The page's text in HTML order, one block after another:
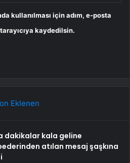
kullanılması için adım, e-posta
kaydedilsin.
Eklenen
dakikalar kala geline
atılan mesaj şaşkına